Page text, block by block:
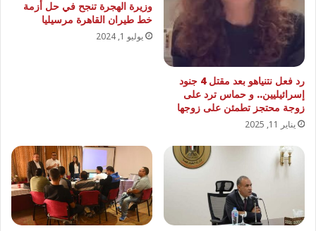
رد فعل نتنياهو بعد مقتل 4 جنود
إسرائيليين.. و حماس ترد على
زوجة محتجز تطمئن على زوجها
يناير 11, 2025
وزيرة الهجرة تنجح في حل أزمة
خط طيران القاهرة مرسيليا
يوليو 1, 2024